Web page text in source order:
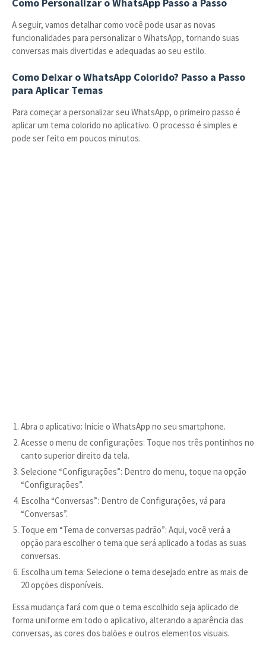
A seguir, vamos detalhar como você pode usar as novas
funcionalidades para personalizar o WhatsApp, tornando suas
conversas mais divertidas e adequadas ao seu estilo.
Como Deixar o WhatsApp Colorido? Passo a Passo
para Aplicar Temas
Para começar a personalizar seu WhatsApp, o primeiro passo é
aplicar um tema colorido no aplicativo. O processo é simples e
pode ser feito em poucos minutos.
Abra o aplicativo: Inicie o WhatsApp no seu smartphone.
Acesse o menu de configurações: Toque nos três pontinhos no
canto superior direito da tela.
Selecione “Configurações”: Dentro do menu, toque na opção
“Configurações”.
Escolha “Conversas”: Dentro de Configurações, vá para
“Conversas”.
Toque em “Tema de conversas padrão”: Aqui, você verá a
opção para escolher o tema que será aplicado a todas as suas
conversas.
Escolha um tema: Selecione o tema desejado entre as mais de
20 opções disponíveis.
Essa mudança fará com que o tema escolhido seja aplicado de
forma uniforme em todo o aplicativo, alterando a aparência das
conversas, as cores dos balões e outros elementos visuais.